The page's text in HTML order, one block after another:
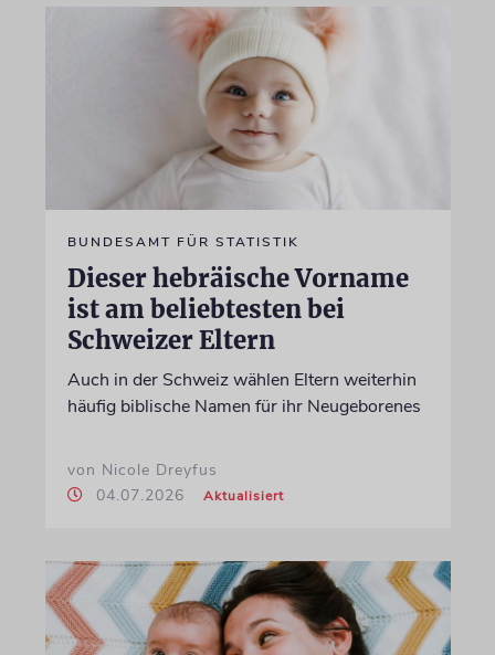
BUNDESAMT FÜR STATISTIK
Dieser hebräische Vorname
ist am beliebtesten bei
Schweizer Eltern
Auch in der Schweiz wählen Eltern weiterhin
häufig biblische Namen für ihr Neugeborenes
von Nicole Dreyfus
04.07.2026
Aktualisiert